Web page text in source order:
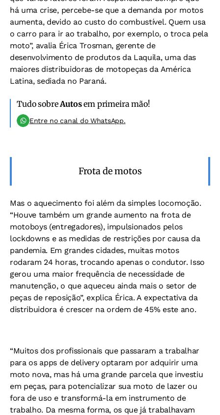
há uma crise, percebe-se que a demanda por motos
aumenta, devido ao custo do combustível. Quem usa
o carro para ir ao trabalho, por exemplo, o troca pela
moto”, avalia Érica Trosman, gerente de
desenvolvimento de produtos da Laquila, uma das
maiores distribuidoras de motopeças da América
Latina, sediada no Paraná.
Tudo sobreAutosem primeira mão!
Entre no canal do WhatsApp.
Frota de motos
Mas o aquecimento foi além da simples locomoção.
“Houve também um grande aumento na frota de
motoboys (entregadores), impulsionados pelos
lockdowns e as medidas de restrições por causa da
pandemia. Em grandes cidades, muitas motos
rodaram 24 horas, trocando apenas o condutor. Isso
gerou uma maior frequência de necessidade de
manutenção, o que aqueceu ainda mais o setor de
peças de reposição”, explica Érica. A expectativa da
distribuidora é crescer na ordem de 45% este ano.
“Muitos dos profissionais que passaram a trabalhar
para os apps de delivery optaram por adquirir uma
moto nova, mas há uma grande parcela que investiu
em peças, para potencializar sua moto de lazer ou
fora de uso e transformá-la em instrumento de
trabalho. Da mesma forma, os que já trabalhavam